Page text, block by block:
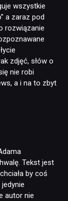
wszystkie
a zaraz pod
rozwiązanie
zdjęć, słów o
nie robi
a i na to zbyt
Tekst jest
by coś
autor nie